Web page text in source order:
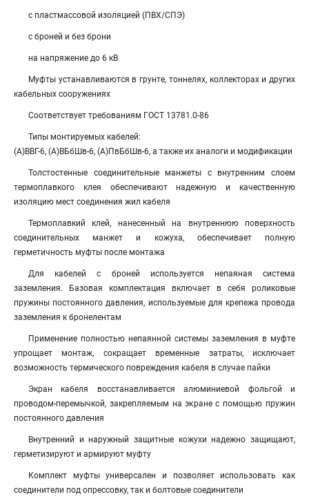
с пластмассовой изоляцией (ПВХ/СПЭ)
с броней и без брони
на напряжение до 6 кВ
Муфты устанавливаются в грунте, тоннелях, коллекторах и других
кабельных сооружениях
Соответствует требованиям ГОСТ 13781.0-86
Типы монтируемых кабелей:
(А)ВВГ-6, (А)ВБбШв-6, (А)ПвБбШв-6, а также их аналоги и модификации
Толстостенные соединительные манжеты с внутренним слоем
термоплавкого клея обеспечивают надежную и качественную
изоляцию мест соединения жил кабеля
Термоплавкий клей, нанесенный на внутреннюю поверхность
соединительных манжет и кожуха, обеспечивает полную
герметичность муфты после монтажа
Для кабелей с броней используется непаяная система
заземления. Базовая комплектация включает в себя роликовые
пружины постоянного давления, используемые для крепежа провода
заземления к бронелентам
Применение полностью непаянной системы заземления в муфте
упрощает монтаж, сокращает временные затраты, исключает
возможность термического повреждения кабеля в случае пайки
Экран кабеля восстанавливается алюминиевой фольгой и
проводом-перемычкой, закрепляемым на экране с помощью пружин
постоянного давления
Внутренний и наружный защитные кожухи надежно защищают,
герметизируют и армируют муфту
Комплект муфты универсален и позволяет использовать как
соединители под опрессовку, так и болтовые соединители